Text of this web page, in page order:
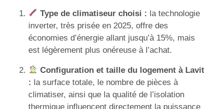
Type de climatiseur choisi : la technologie
inverter, très prisée en 2025, offre des
économies d’énergie allant jusqu’à 15%, mais
est légèrement plus onéreuse à l’achat.
Configuration et taille du logement à Lavit
: la surface totale, le nombre de pièces à
climatiser, ainsi que la qualité de l’isolation
thermique influencent directement la puissance